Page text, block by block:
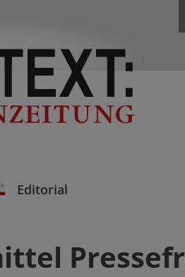
Editorial